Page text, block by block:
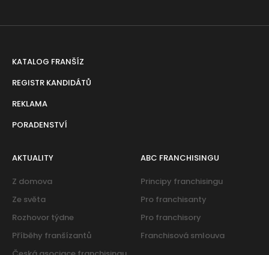
KATALOG FRANŠÍZ
REGISTR KANDIDÁTŮ
REKLAMA
PORADENSTVÍ
AKTUALITY
Z domova
Ze světa
Rozhovor týdne
Příběhy franšízantů
ABC FRANCHISINGU
Principy franchisingu
Pro franchisanty
Pro franchisory
Franchisová smlouva